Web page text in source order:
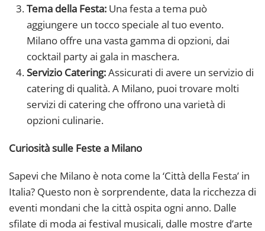
Tema della Festa: Una festa a tema può
aggiungere un tocco speciale al tuo evento.
Milano offre una vasta gamma di opzioni, dai
cocktail party ai gala in maschera.
Servizio Catering:Assicurati di avere un servizio di
catering di qualità. A Milano, puoi trovare molti
servizi di catering che offrono una varietà di
opzioni culinarie.
Curiosità sulle Feste a Milano
Sapevi che Milano è nota come la ‘Città della Festa’ in
Italia? Questo non è sorprendente, data la ricchezza di
eventi mondani che la città ospita ogni anno. Dalle
sfilate di moda ai festival musicali, dalle mostre d’arte